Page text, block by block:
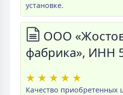
установке.
ООО
фабрика», ИНН
★ ★ ★ ★ ★
Качество приобретенных